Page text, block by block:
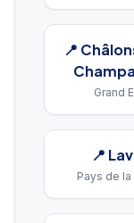
📍
Grand
📍
Pays de la